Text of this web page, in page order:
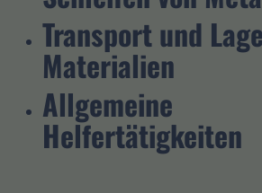
Transport und
Materialien
Allgemeine
Helfertätigkeiten